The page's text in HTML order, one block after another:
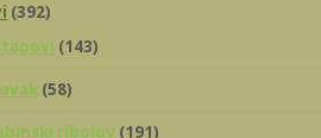
(392)
(143)
(58)
ribolov (191)